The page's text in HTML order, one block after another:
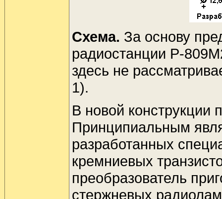
Схема. За основу
радиостанции Р-
здесь не
1).
В новой конструкции
Принципиальным
разработанных
кремниевых
преобразователь
стержневых